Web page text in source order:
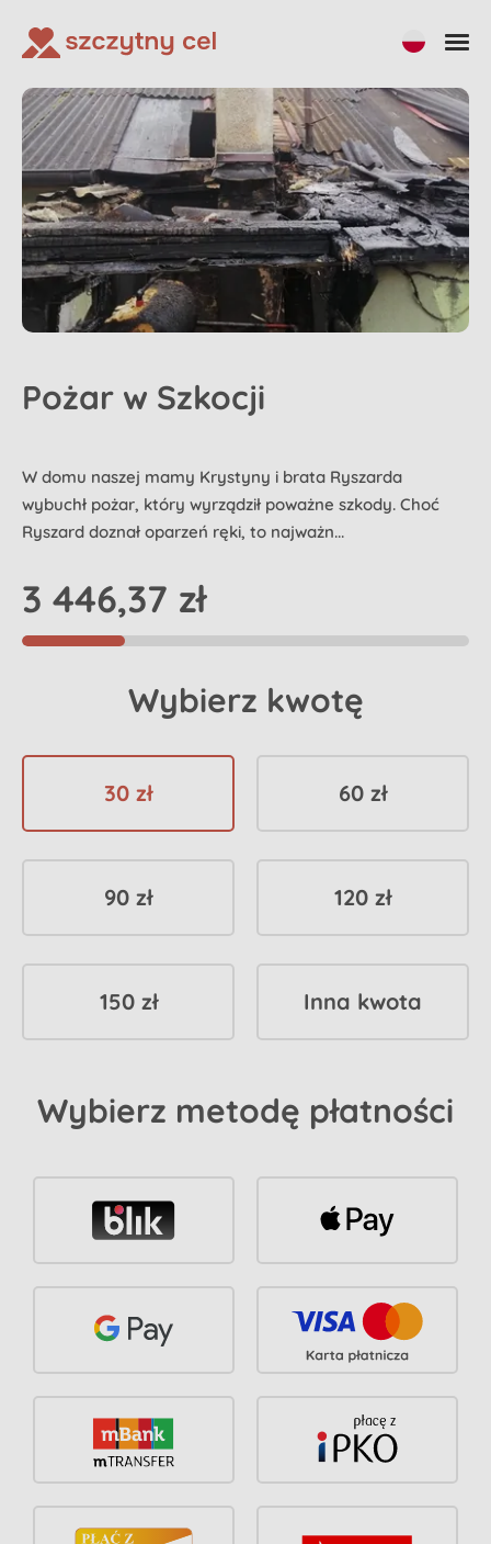
Pożar w Szkocji
W domu naszej mamy Krystyny i brata Ryszarda
wybuchł pożar, który wyrządził poważne szkody. Choć
Ryszard doznał oparzeń ręki, to najważn...
3 446,37 zł
Wybierz kwotę
30 zł 60 zł
90 zł 120 zł
150 zł Inna kwota
Wybierz metodę płatności